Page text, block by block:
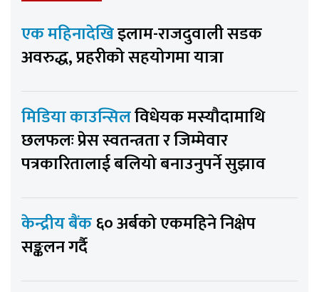
एक महिनादेखिइलाम-राजदुवाली सडक
अवरुद्ध, प्रहरीको सहयोगमा यात्रा
मिडिया काउन्सिलविधेयक मस्यौदामाथि
छलफलः प्रेस स्वतन्त्रता र जिम्मेवार
पत्रकारितालाई बलियो बनाउनुपर्ने सुझाव
केन्द्रीय बैंक६० अर्बको एकमहिने निक्षेप
सङ्कलन गर्दै